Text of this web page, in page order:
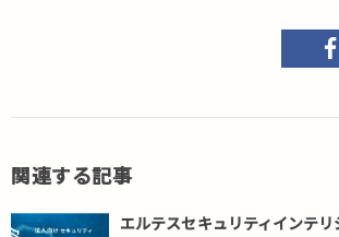
関連する記事
エルテスセキュリティインテ